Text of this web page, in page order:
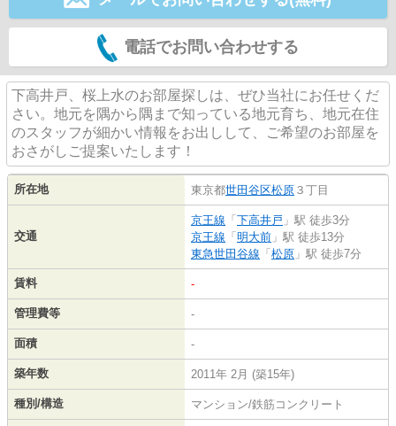
電話でお問い合わせする
下高井戸、桜上水のお部屋探しは、ぜひ当社にお任せくだ
さい。地元を隅から隅まで知っている地元育ち、地元在住
のスタッフが細かい情報をお出しして、ご希望のお部屋を
おさがしご提案いたします！
所在地 東京都世田谷区松原 ３丁目
交通
京王線 「 下高井戸 」駅 徒歩3分
京王線 「 明大前 」駅 徒歩13分
東急世田谷線 「 松原 」駅 徒歩7分
賃料 -
管理費等 -
面積 -
築年数 2011年 2月 (築15年)
種別/構造 マンション/鉄筋コンクリート